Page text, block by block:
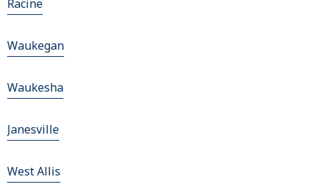
Racine
Waukegan
Waukesha
Janesville
West Allis